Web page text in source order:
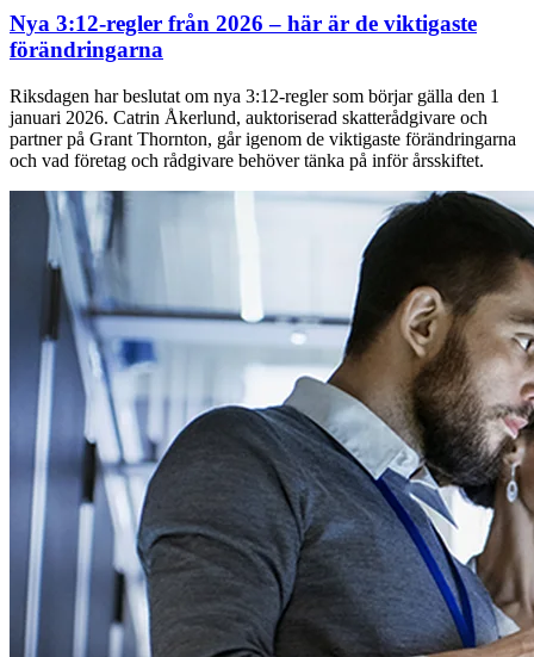
Nya 3:12-regler från 2026 – här är de viktigaste
förändringarna
Riksdagen har beslutat om nya 3:12-regler som börjar gälla den 1
januari 2026. Catrin Åkerlund, auktoriserad skatterådgivare och
partner på Grant Thornton, går igenom de viktigaste förändringarna
och vad företag och rådgivare behöver tänka på inför årsskiftet.